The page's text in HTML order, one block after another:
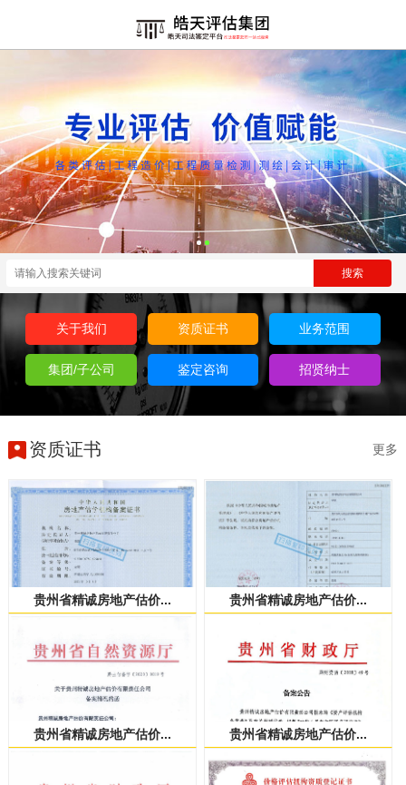
关于我们 资质证书 业务范围
集团/子公司 鉴定咨询 招贤纳士
资质证书 更多
贵州省精诚房地产估价... 贵州省精诚房地产估价...
贵州省精诚房地产估价... 贵州省精诚房地产估价...